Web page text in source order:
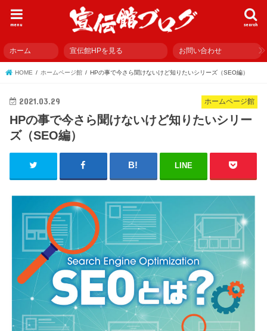
search
menu
ホーム 宣伝館HPを見る お問い合わせ
HOME ホームページ館 HPの事で今さら聞けないけど知りたいシリーズ（SEO編）
ホームページ館
2021.03.29
HPの事で今さら聞けないけど知りたいシリー
ズ（SEO編）
LINE